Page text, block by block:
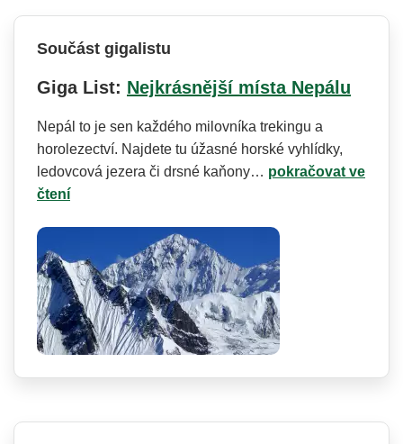
Součást gigalistu
Giga List: Nejkrásnější místa Nepálu
Nepál to je sen každého milovníka trekingu a
horolezectví. Najdete tu úžasné horské vyhlídky,
ledovcová jezera či drsné kaňony… pokračovat ve
čtení